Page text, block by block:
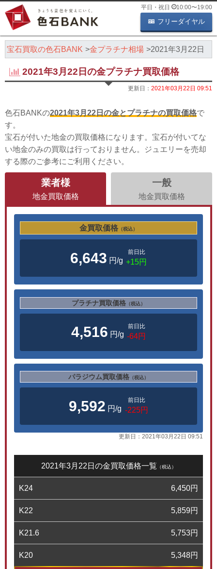
平日・祝日 10:00〜19:00
フリーダイヤル
宝石買取の色石BANK 金プラチナ相場 2021年3月22日
2021年3月22日の金プラチナ買取価格
更新日： 2021年03月22日 09:51
色石BANKの2021年3月22日の金とプラチナの買取価格で
す。
宝石が付いた地金の買取価格になります。宝石が付いてな
い地金のみの買取は行っておりません。ジュエリーを売却
する際のご参考にご利用ください。
業者様
地金買取価格
一般
地金買取価格
金買取価格 （税込）
6,643 円/g
前日比
+15円
プラチナ買取価格 （税込）
4,516 円/g
前日比
-64円
パラジウム買取価格 （税込）
9,592 円/g
前日比
-225円
更新日： 2021年03月22日 09:51
2021年3月22日の金買取価格一覧 （税込）
K24 6,450円
K22 5,859円
K21.6 5,753円
K20 5,348円